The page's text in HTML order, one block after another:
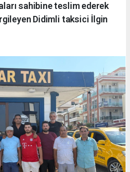
sahibine teslim ederek
Didimli taksici İlgin